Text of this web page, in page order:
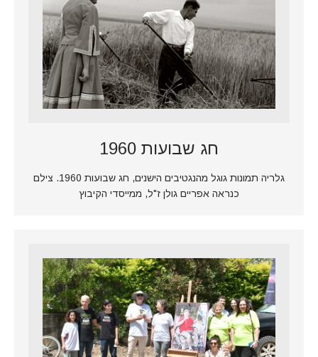
חג שבועות 1960
גלריה תמונות גוגל מהנגטיבים הישנים, חג שבועות 1960. צילם
כנראה אפריים גולן ז"ל, ממייסדי הקיבוץ